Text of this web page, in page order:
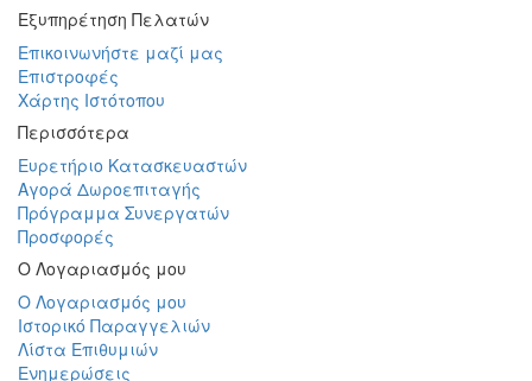
Εξυπηρέτηση Πελατών
Επικοινωνήστε μαζί μας
Επιστροφές
Χάρτης Ιστότοπου
Περισσότερα
Ευρετήριο Κατασκευαστών
Αγορά Δωροεπιταγής
Πρόγραμμα Συνεργατών
Προσφορές
Ο Λογαριασμός μου
Ο Λογαριασμός μου
Ιστορικό Παραγγελιών
Λίστα Επιθυμιών
Ενημερώσεις